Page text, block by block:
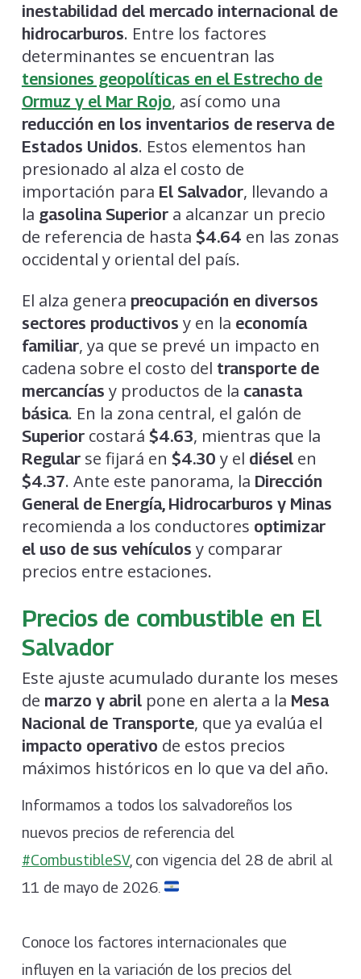
inestabilidad del mercado internacional de
hidrocarburos. Entre los factores
determinantes se encuentran las
tensiones geopolíticas en el Estrecho de
Ormuz y el Mar Rojo, así como una
reducción en los inventarios de reserva de
Estados Unidos. Estos elementos han
presionado al alza el costo de
importación para El Salvador, llevando a
la gasolina Superiora alcanzar un precio
de referencia de hasta $4.64 en las zonas
occidental y oriental del país.
El alza genera preocupación en diversos
sectores productivos y en la economía
familiar, ya que se prevé un impacto en
cadena sobre el costo del transporte de
mercancías y productos de la canasta
básica. En la zona central, el galón de
Superiorcostará $4.63, mientras que la
Regularse fijará en $4.30 y el diéselen
$4.37. Ante este panorama, la Dirección
General de Energía, Hidrocarburos y Minas
recomienda a los conductores optimizar
el uso de sus vehículos y comparar
precios entre estaciones.
Precios de combustible en El
Salvador
Este ajuste acumulado durante los meses
de marzo y abrilpone en alerta a la Mesa
Nacional de Transporte, que ya evalúa el
impacto operativo de estos precios
máximos históricos en lo que va del año.
Informamos a todos los salvadoreños los
nuevos precios de referencia del
#CombustibleSV, con vigencia del 28 de abril al
11 de mayo de 2026.
Conoce los factores internacionales que
influyen en la variación de los precios del